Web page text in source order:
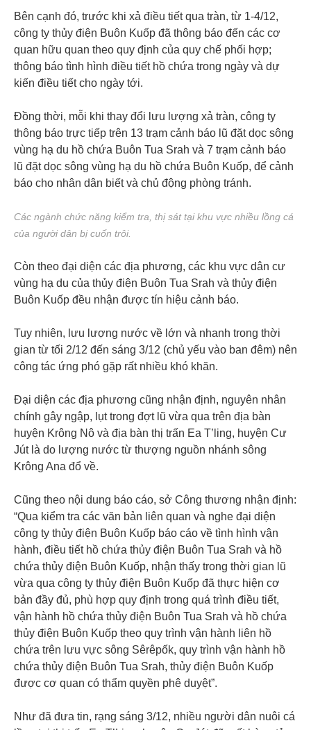
Bên cạnh đó, trước khi xả điều tiết qua tràn, từ 1-4/12,
công ty thủy điện Buôn Kuốp đã thông báo đến các cơ
quan hữu quan theo quy định của quy chế phối hợp;
thông báo tình hình điều tiết hồ chứa trong ngày và dự
kiến điều tiết cho ngày tới.
Đồng thời, mỗi khi thay đổi lưu lượng xả tràn, công ty
thông báo trực tiếp trên 13 trạm cảnh báo lũ đặt dọc sông
vùng hạ du hồ chứa Buôn Tua Srah và 7 trạm cảnh báo
lũ đặt dọc sông vùng hạ du hồ chứa Buôn Kuốp, để cảnh
báo cho nhân dân biết và chủ động phòng tránh.
Các ngành chức năng kiểm tra, thị sát tại khu vực nhiều lồng cá
của người dân bị cuốn trôi.
Còn theo đại diện các địa phương, các khu vực dân cư
vùng hạ du của thủy điện Buôn Tua Srah và thủy điện
Buôn Kuốp đều nhận được tín hiệu cảnh báo.
Tuy nhiên, lưu lượng nước về lớn và nhanh trong thời
gian từ tối 2/12 đến sáng 3/12 (chủ yếu vào ban đêm) nên
công tác ứng phó gặp rất nhiều khó khăn.
Đại diện các địa phương cũng nhận định, nguyên nhân
chính gây ngập, lụt trong đợt lũ vừa qua trên địa bàn
huyện Krông Nô và địa bàn thị trấn Ea T’ling, huyện Cư
Jút là do lượng nước từ thượng nguồn nhánh sông
Krông Ana đổ về.
Cũng theo nội dung báo cáo, sở Công thương nhận định:
“Qua kiểm tra các văn bản liên quan và nghe đại diện
công ty thủy điện Buôn Kuốp báo cáo về tình hình vận
hành, điều tiết hồ chứa thủy điện Buôn Tua Srah và hồ
chứa thủy điện Buôn Kuốp, nhận thấy trong thời gian lũ
vừa qua công ty thủy điện Buôn Kuốp đã thực hiện cơ
bản đầy đủ, phù hợp quy định trong quá trình điều tiết,
vận hành hồ chứa thủy điện Buôn Tua Srah và hồ chứa
thủy điện Buôn Kuốp theo quy trình vận hành liên hồ
chứa trên lưu vực sông Sêrêpốk, quy trình vận hành hồ
chứa thủy điện Buôn Tua Srah, thủy điện Buôn Kuốp
được cơ quan có thẩm quyền phê duyệt”.
Như đã đưa tin, rạng sáng 3/12, nhiều người dân nuôi cá